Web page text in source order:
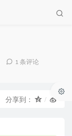
1 条评论
分享到：